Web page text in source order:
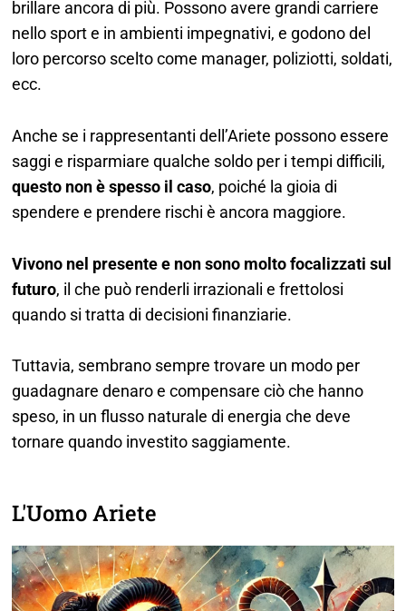
brillare ancora di più. Possono avere grandi carriere
nello sport e in ambienti impegnativi, e godono del
loro percorso scelto come manager, poliziotti, soldati,
ecc.
Anche se i rappresentanti dell’Ariete possono essere
saggi e risparmiare qualche soldo per i tempi difficili,
questo non è spesso il caso, poiché la gioia di
spendere e prendere rischi è ancora maggiore.
Vivono nel presente e non sono molto focalizzati sul
futuro, il che può renderli irrazionali e frettolosi
quando si tratta di decisioni finanziarie.
Tuttavia, sembrano sempre trovare un modo per
guadagnare denaro e compensare ciò che hanno
speso, in un flusso naturale di energia che deve
tornare quando investito saggiamente.
L'Uomo Ariete